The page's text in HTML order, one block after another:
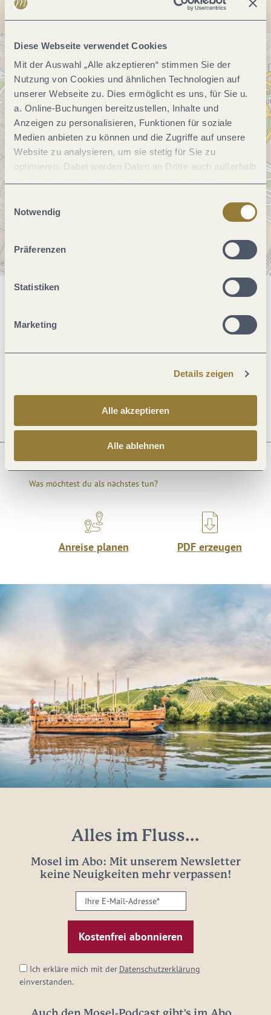
Diese Webseite verwendet Cookies
Mit der Auswahl „Alle akzeptieren“ stimmen Sie der
Nutzung von Cookies und ähnlichen Technologien auf
unserer Webseite zu. Dies ermöglicht es uns, für Sie u.
a. Online-Buchungen bereitzustellen, Inhalte und
Anzeigen zu personalisieren, Funktionen für soziale
Medien anbieten zu können und die Zugriffe auf unsere
Website zu analysieren, um sie stetig für Sie zu
optimieren. Dabei werden Daten an Dritte auch außerhalb
jederzeit widerrufen werden. Mit der Auswahl "Alle
ablehnen" kann es zu Beeinträchtigungen in der Nutzung
Notwendig
Präferenzen
Statistiken
Marketing
Details zeigen
Alle akzeptieren
Alle ablehnen
Öffnungszeiten
Was möchtest du als nächstes tun?
Anreise planen PDF erzeugen
Alles im Fluss...
Mosel im Abo: Mit unserem Newsletter
keine Neuigkeiten mehr verpassen!
Ihre
E-
Mail-
Adresse:
Ich erkläre mich mit der Datenschutzerklärung
einverstanden.